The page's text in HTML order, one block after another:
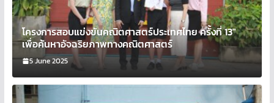
โครงการสอบแข่งขันคณิตศาสตร์ประเทศไทย ครั้งที่ 13″
เพื่อค้นหาอัจฉริยภาพทางคณิตศาสตร์
5 June 2025